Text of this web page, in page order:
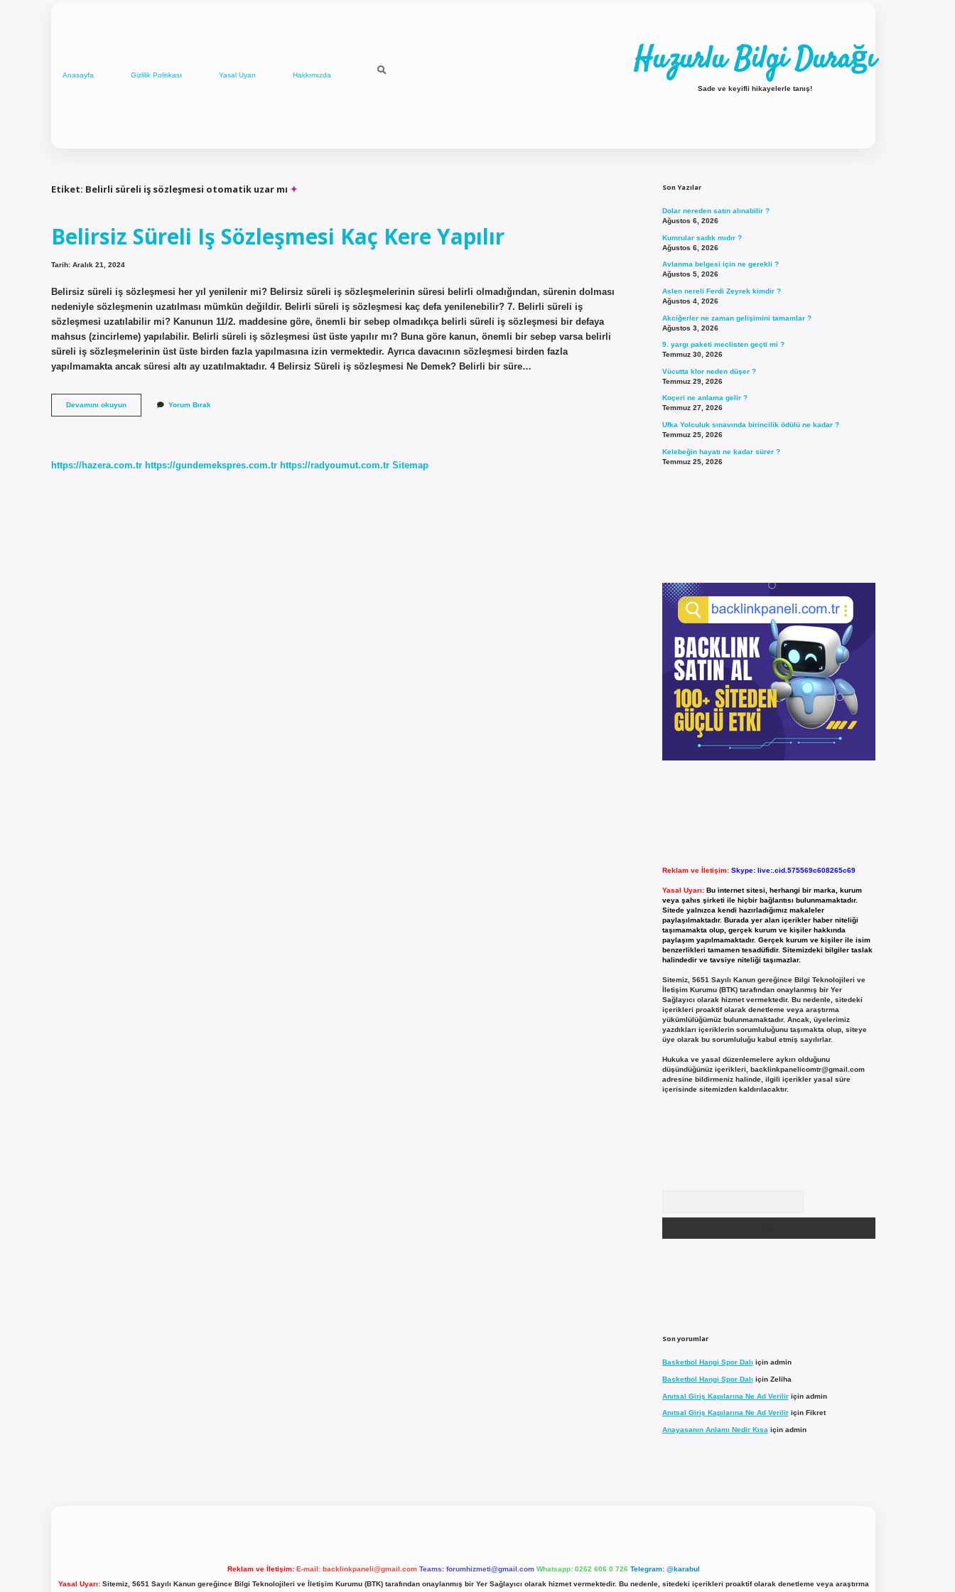
Anasayfa Gizlilik Politikası Yasal Uyarı Hakkımızda Huzurlu Bilgi Durağı
Sade ve keyifli hikayelerle tanış!
Etiket: Belirli süreli iş sözleşmesi otomatik uzar mı
Belirsiz Süreli Iş Sözleşmesi Kaç Kere Yapılır
Tarih: Aralık 21, 2024
Belirsiz süreli iş sözleşmesi her yıl yenilenir mi? Belirsiz süreli iş sözleşmelerinin süresi belirli olmadığından, sürenin dolması
nedeniyle sözleşmenin uzatılması mümkün değildir. Belirli süreli iş sözleşmesi kaç defa yenilenebilir? 7. Belirli süreli iş
sözleşmesi uzatılabilir mi? Kanunun 11/2. maddesine göre, önemli bir sebep olmadıkça belirli süreli iş sözleşmesi bir defaya
mahsus (zincirleme) yapılabilir. Belirli süreli iş sözleşmesi üst üste yapılır mı? Buna göre kanun, önemli bir sebep varsa belirli
süreli iş sözleşmelerinin üst üste birden fazla yapılmasına izin vermektedir. Ayrıca davacının sözleşmesi birden fazla
yapılmamakta ancak süresi altı ay uzatılmaktadır. 4 Belirsiz Süreli iş sözleşmesi Ne Demek? Belirli bir süre…
Devamını okuyunBelirsiz
Süreli
Yapılır
Yorum Bırak
https://hazera.com.tr https://gundemekspres.com.tr https://radyoumut.com.tr Sitemap
Son Yazılar
Dolar nereden satın alınabilir ?
Ağustos 6, 2026
Kumrular sadık mıdır ?
Ağustos 6, 2026
Avlanma belgesi için ne gerekli ?
Ağustos 5, 2026
Aslen nereli Ferdi Zeyrek kimdir ?
Ağustos 4, 2026
Akciğerler ne zaman gelişimini tamamlar ?
Ağustos 3, 2026
9. yargı paketi meclisten geçti mi ?
Temmuz 30, 2026
Vücutta klor neden düşer ?
Temmuz 29, 2026
Koçeri ne anlama gelir ?
Temmuz 27, 2026
Ufka Yolculuk sınavında birincilik ödülü ne kadar ?
Temmuz 25, 2026
Kelebeğin hayatı ne kadar sürer ?
Temmuz 25, 2026
Reklam ve İletişim: Skype: live:.cid.575569c608265c69
Yasal Uyarı: Bu internet sitesi, herhangi bir marka, kurum
veya şahıs şirketi ile hiçbir bağlantısı bulunmamaktadır.
Sitede yalnızca kendi hazırladığımız makaleler
paylaşılmaktadır. Burada yer alan içerikler haber niteliği
taşımamakta olup, gerçek kurum ve kişiler hakkında
paylaşım yapılmamaktadır. Gerçek kurum ve kişiler ile isim
benzerlikleri tamamen tesadüfidir. Sitemizdeki bilgiler taslak
halindedir ve tavsiye niteliği taşımazlar.
Sitemiz, 5651 Sayılı Kanun gereğince Bilgi Teknolojileri ve
İletişim Kurumu (BTK) tarafından onaylanmış bir Yer
Sağlayıcı olarak hizmet vermektedir. Bu nedenle, sitedeki
içerikleri proaktif olarak denetleme veya araştırma
yükümlülüğümüz bulunmamaktadır. Ancak, üyelerimiz
yazdıkları içeriklerin sorumluluğunu taşımakta olup, siteye
üye olarak bu sorumluluğu kabul etmiş sayılırlar.
Hukuka ve yasal düzenlemelere aykırı olduğunu
düşündüğünüz içerikleri, backlinkpanelicomtr@gmail.com
adresine bildirmeniz halinde, ilgili içerikler yasal süre
içerisinde sitemizden kaldırılacaktır.
Son yorumlar
Basketbol Hangi Spor Dalı için admin
Basketbol Hangi Spor Dalı için Zeliha
Anıtsal Giriş Kapılarına Ne Ad Veriliriçin admin
Anıtsal Giriş Kapılarına Ne Ad Veriliriçin Fikret
Anayasanın Anlamı Nedir Kısa için admin
Reklam ve İletişim: E-mail: backlinkpaneli@gmail.com Teams: forumhizmeti@gmail.com Whatsapp: 0262 606 0 726 Telegram: @karabul
Yasal Uyarı:Sitemiz, 5651 Sayılı Kanun gereğince Bilgi Teknolojileri ve İletişim Kurumu (BTK) tarafından onaylanmış bir Yer Sağlayıcı olarak hizmet vermektedir. Bu nedenle, sitedeki içerikleri proaktif olarak denetleme veya araştırma